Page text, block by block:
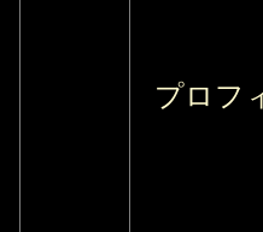
プロフ